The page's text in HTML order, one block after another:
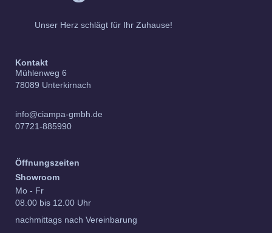
Unser Herz schlägt für Ihr Zuhause!
Kontakt
Mühlenweg 6
78089 Unterkirnach
info@ciampa-gmbh.de
07721-885990
Öffnungszeiten
Showroom
Mo - Fr
08.00 bis 12.00 Uhr
nachmittags nach Vereinbarung